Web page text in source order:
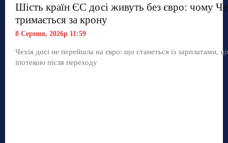
Шість країн ЄС досі живуть без євро: чому
тримається за крону
8 Серпня, 2026р 11:59
Чехія досі не перейшла на євро: що станеться із зарплатами,
іпотекою після переходу